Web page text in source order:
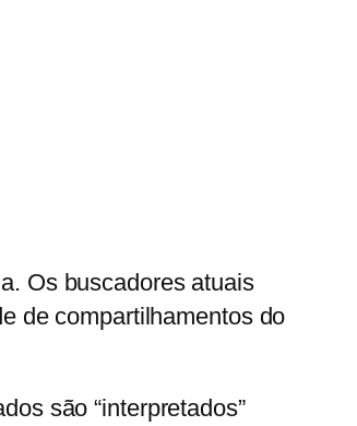
Os buscadores atuais
de compartilhamentos do
são “interpretados”